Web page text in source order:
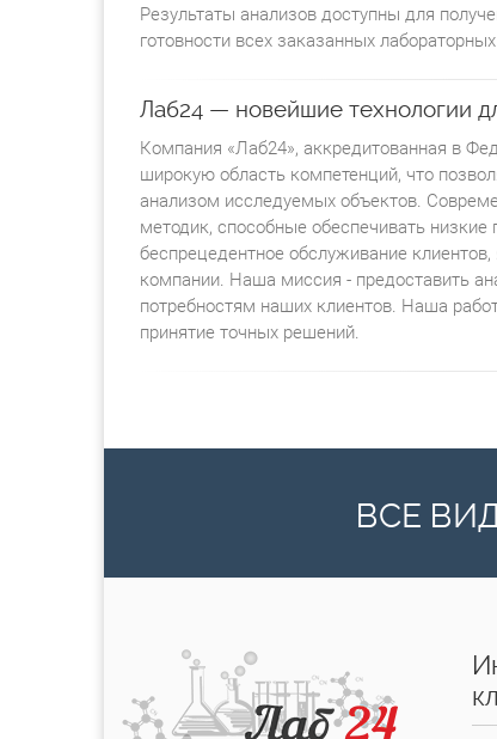
Результаты анализов доступны для
готовности всех заказанных
Лаб24 — новейшие технологии
Компания «Лаб24», аккредитованная в
широкую область компетенций, что
анализом исследуемых объектов.
методик, способные обеспечивать
беспрецедентное обслуживание
компании. Наша миссия - предоставить
потребностям наших клиентов. Наша
принятие точных решений.
ВСЕ